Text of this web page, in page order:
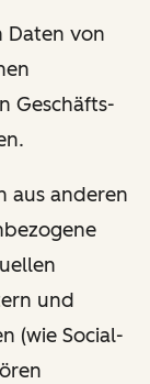
Daten von
Geschäfts-
aus anderen
und
(wie Social-